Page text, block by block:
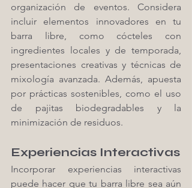
organización de eventos. Considera
incluir elementos innovadores en tu
barra libre, como cócteles con
ingredientes locales y de temporada,
presentaciones creativas y técnicas de
mixología avanzada. Además, apuesta
por prácticas sostenibles, como el uso
de pajitas biodegradables y la
minimización de residuos.
Experiencias Interactivas
Incorporar experiencias interactivas
puede hacer que tu barra libre sea aún